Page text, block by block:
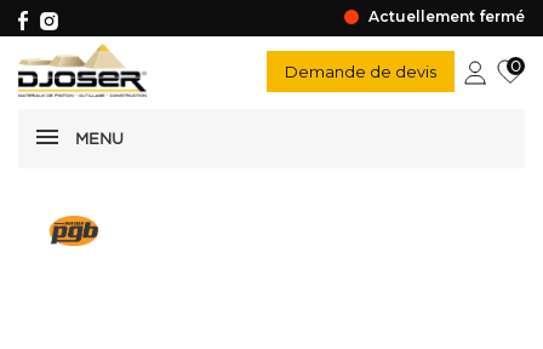
Actuellement fermé
MENU
Demande de devis 0